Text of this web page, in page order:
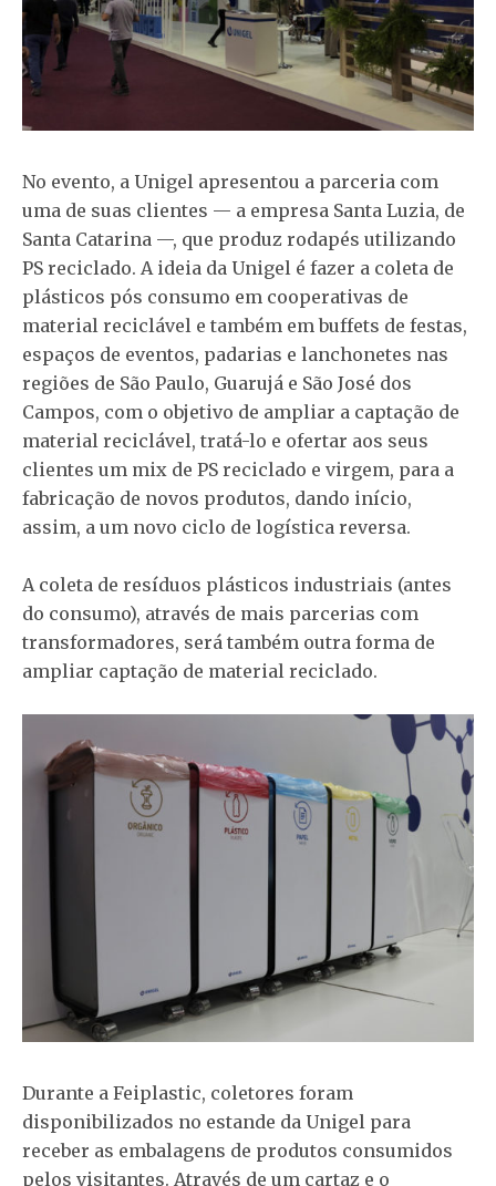
No evento, a Unigel apresentou a parceria com
uma de suas clientes — a empresa Santa Luzia, de
Santa Catarina —, que produz rodapés utilizando
PS reciclado. A ideia da Unigel é fazer a coleta de
plásticos pós consumo em cooperativas de
material reciclável e também em buffets de festas,
espaços de eventos, padarias e lanchonetes nas
regiões de São Paulo, Guarujá e São José dos
Campos, com o objetivo de ampliar a captação de
material reciclável, tratá-lo e ofertar aos seus
clientes um mix de PS reciclado e virgem, para a
fabricação de novos produtos, dando início,
assim, a um novo ciclo de logística reversa.
A coleta de resíduos plásticos industriais (antes
do consumo), através de mais parcerias com
transformadores, será também outra forma de
ampliar captação de material reciclado.
Durante a Feiplastic, coletores foram
disponibilizados no estande da Unigel para
receber as embalagens de produtos consumidos
pelos visitantes. Através de um cartaz e o